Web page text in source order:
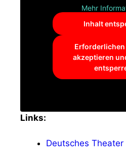
Mehr
Inhalt
Erforderlichen
akzeptieren
Links:
Deutsches Theater